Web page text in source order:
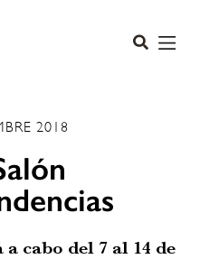
2018
cabo del 7 al 14 de